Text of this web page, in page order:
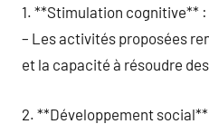
1. **Stimulation cognitive** :
– Les activités proposées
et la capacité à résoudre
2. **Développement